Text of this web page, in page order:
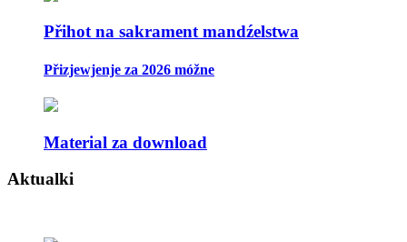
Přihot na sakrament mandźelstwa
Přizjewjenje za 2026 móžne
Material za download
Aktualki